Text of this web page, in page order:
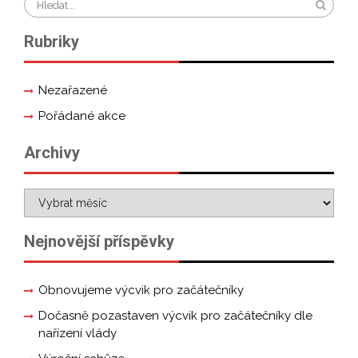
Rubriky
Nezařazené
Pořádané akce
Archivy
Nejnovější příspěvky
Obnovujeme výcvik pro začátečníky
Dočasně pozastaven výcvik pro začátečníky dle
nařízení vlády